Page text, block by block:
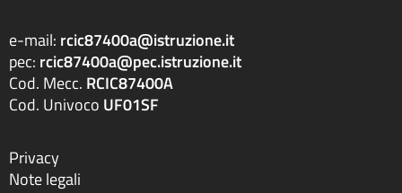
e-mail: rcic87400a@istruzione.it
pec: rcic87400a@pec.istruzione.it
Cod. Mecc. RCIC87400A
Cod. Univoco UF01SF
Privacy
Note legali